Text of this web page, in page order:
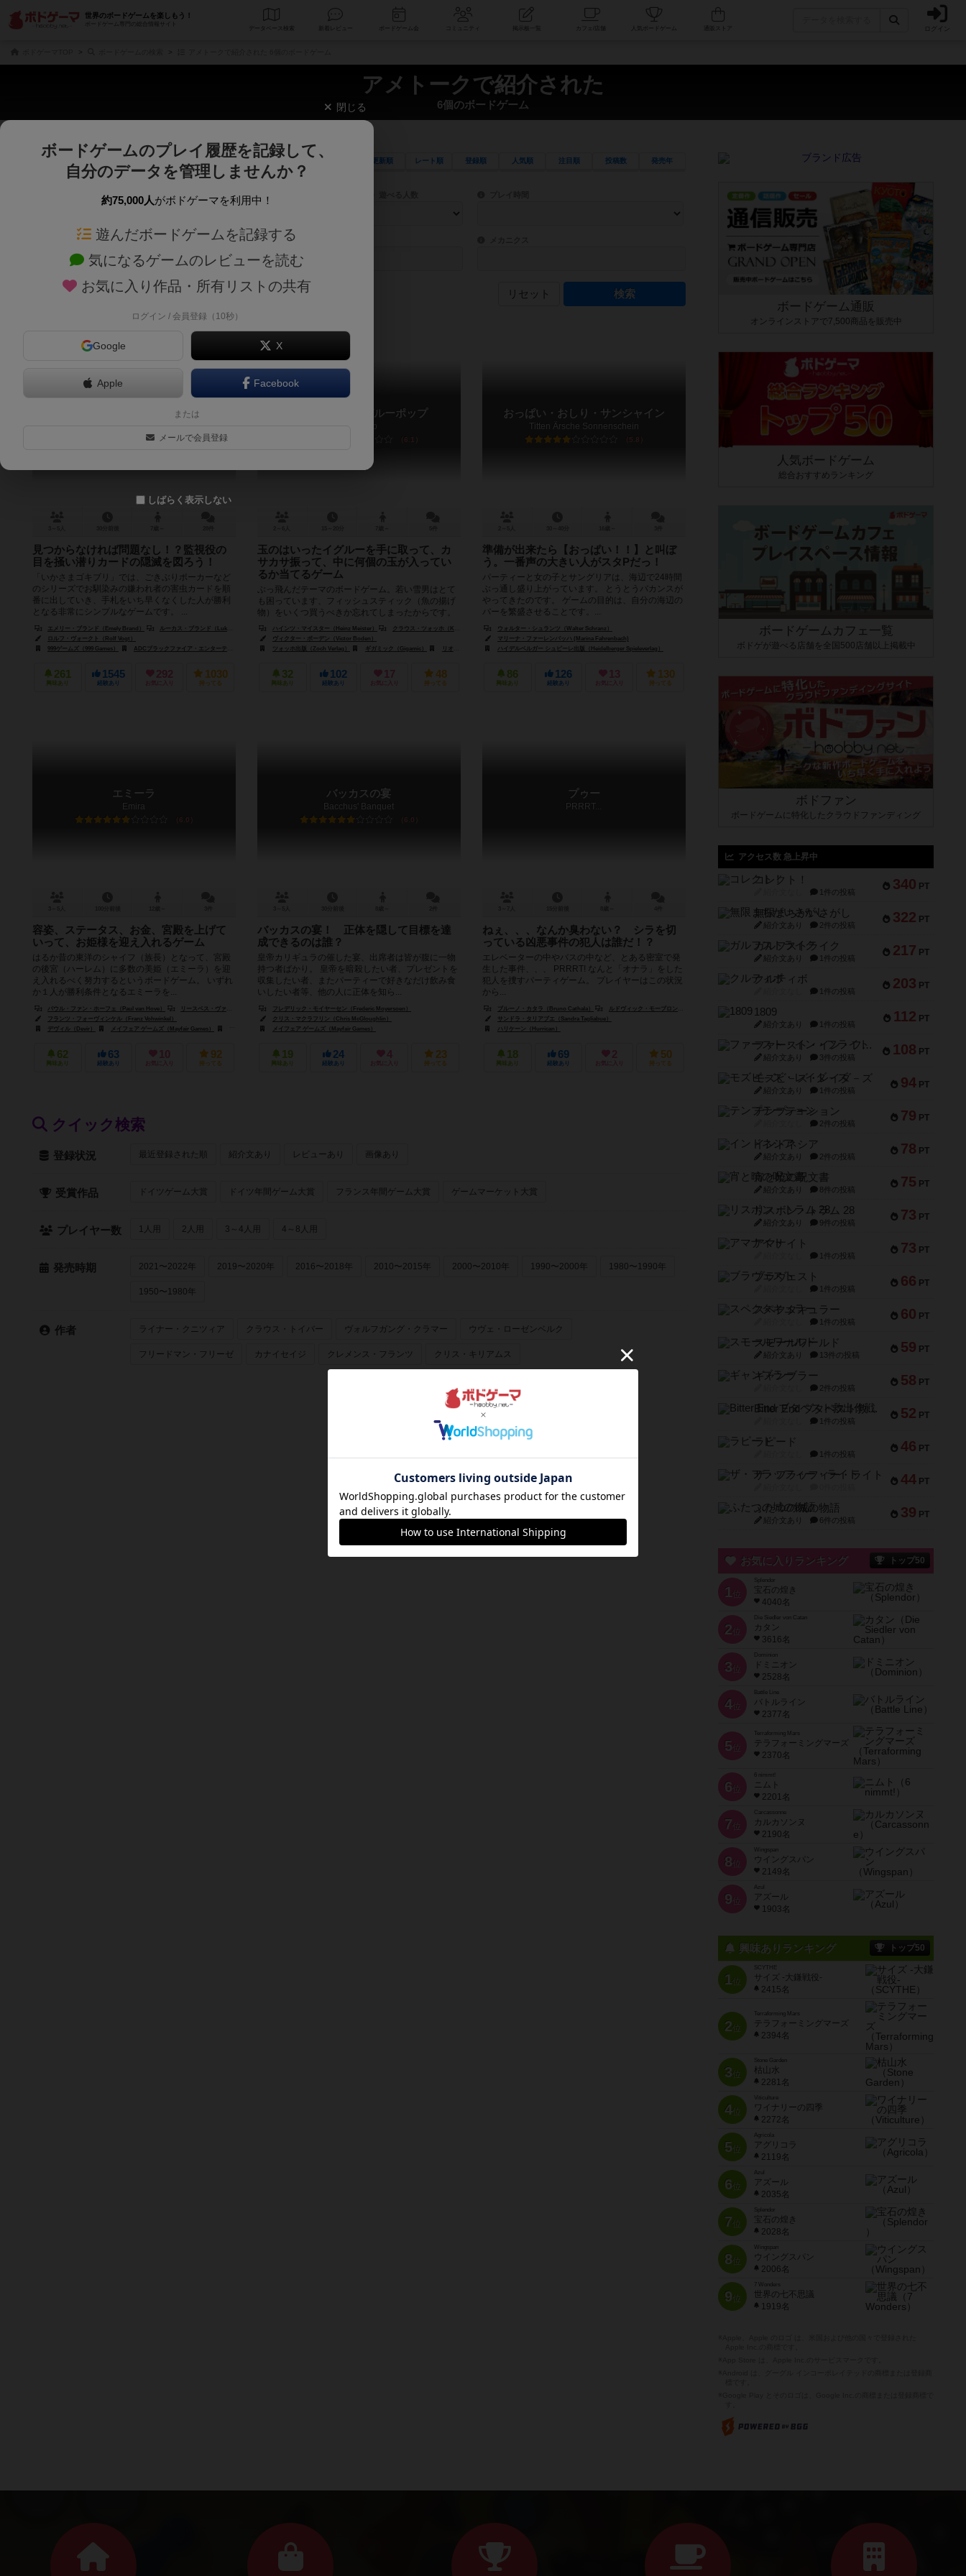
世界のボードゲームを楽しもう！
ボードゲーム専門の総合情報サイト
データベース コミュニティ 人気ボードゲーム ログイン
アメトークで紹介された
6個のボードゲーム
じっくり表示 更新順 レート順 登録順 人気順 注目順 投稿数 発売年
商品名、商品説明文、デザイナー名、テーマ名、メカニクス名を対象にフリーワード検索ができます。
ゲームデザイナー名を指定して検索できます。
ゲームデザイナー 目安となる所要時間を指定することができます。マニュアルを読む時間や参加者へのルール説明時間は含まれていないため、初めて
対象年齢を指定します。 世界観や登場人物などモチーフ・ストーリーを指定することができます。直感的にゲームシステムを理解できるよう、中世ファンタジー・クッキング・海賊同士の対決など、ゲームコンセプトを絞
テーマ/フレーバー ゲーム性を構成するコアシステムです。主にボードゲームに慣れている方向けの絞込機能です。例えば「ダイスロール」はランダ
リセット
いかさまゴキブリ
5.9
見つからなければ問題なし！？監視役の
目を掻い潜りカードの隠滅を図ろう！
「いかさまゴキブリ」では、ごきぶりポーカーなど
のシリーズでお馴染みの嫌われ者の害虫カードを順
番に出していき、手札をいち早くなくした人が勝利
となる非常にシンプルなゲームです。 ...
エメリー・ブランド（Emely Brand）
ルーカス・ブランド（Lukas Brand）
ロルフ・ヴォークト（Rolf Vogt）
999ゲームズ（999 Games）
ADCブラックファイア・エンターテイメント（ADC Blackfire Entertainment） デヴィル（Devir）
261
興味あり
1545
経験あり
292
お気に入り
1030
持ってる
イヌイット / イグルーポップ
6.1
玉のはいったイグルーを手に取って、カ
サカサ振って、中に何個の玉が入ってい
るか当てるゲーム
ぶっ飛んだテーマのボードゲーム。若い雪男はとて
も困っています、フィッシュスティック（魚の揚げ
物）をいくつ買うべきか忘れてしまったからです。
そこで雪男はイグルーをかたっぱしから...
ハインツ・マイスター（Heinz Meister）
クラウス・ツォッホ（Klaus Zoch）
ヴィクター・ボーデン（Victor Boden）
ツォッホ出版（Zoch Verlag）
ギガミック（Gigamic） リオ グランデ ゲームス（Rio Grande Games）
32
興味あり
102
経験あり
17
お気に入り
48
持ってる
おっぱい・おしり・サンシャイン
Titten Ärsche Sonnenschein
5.8
準備が出来たら【おっぱい！！】と叫ぼ
う。一番声の大きい人がスタPだっ！
パーティーと女の子とサングリアは、海辺で24時間
ぶっ通し盛り上がっています。 とうとうバカンスが
やってきたのです。 ゲームの目的は、自分の海辺の
バーを繁盛させることです。...
ウォルター・シュランツ（Walter Schranz）
マリーナ・ファーレンバッハ (Marina Fahrenbach)
ハイデルベルガー シュピーレ出版（Heidelberger Spieleverlag）
86
興味あり
126
経験あり
13
お気に入り
130
持ってる
エミーラ
Emira
6.0
容姿、ステータス、お金、宮殿を上げて
いって、お姫様を迎え入れるゲーム
はるか昔の東洋のシャイフ（族長）となって、宮殿
の後宮（ハーレム）に多数の美姫（エミーラ）を迎
え入れるべく努力するというボードゲーム。 いずれ
か１人が勝利条件となるエミーラを...
パウル・ファン・ホーフェ（Paul van Hove）
リースベス・ヴァンゼール（Liesbeth Vanzeir）
フランツ・フォーヴィンケル（Franz Vohwinkel）
デヴィル（Devir）
メイフェア ゲームズ（Mayfair Games） ファランクス・ゲームズ（Phalanx Games B.V.）
62
興味あり
63
経験あり
10
お気に入り
92
持ってる
バッカスの宴
Bacchus' Banquet
6.0
バッカスの宴！ 正体を隠して目標を達
成できるのは誰？
皇帝カリギュラの催した宴、出席者は皆が腹に一物
持つ者ばかり。 皇帝を暗殺したい者、プレゼントを
収集したい者、またパーティーで好きなだけ飲み食
いしたい者等、他の人に正体を知ら...
フレデリック・モイヤーセン（Frederic Moyersoen）
クリス・マクラフリン（Chris McGloughlin）
メイフェア ゲームズ（Mayfair Games）
19
興味あり
24
経験あり
4
お気に入り
23
持ってる
プゥー
PRRRT...
ねぇ、、、なんか臭わない？ シラを切
っている凶悪事件の犯人は誰だ！？
エレベーターの中やバスの中など、とある密室で発
生した事件、、、 PRRRT! なんと「オナラ」をした
犯人を捜すパーティゲーム。 プレイヤーはこの状況
から...
ブルーノ・カタラ（Bruno Cathala）
ルドヴィック・モーブロン（Ludovic Maublanc）
サンドラ・タリアブエ（Sandra Tagliabue）
ハリケーン（Hurrican）
18
興味あり
69
経験あり
2
お気に入り
50
持ってる
クイック検索
登録状況 最近登録された順 紹介文あり レビューあり 画像あり
受賞作品 ドイツゲーム大賞 ドイツ年間ゲーム大賞 フランス年間ゲーム大賞 ゲームマーケット大賞
プレイヤー数 1人用 2人用 3～4人用 4～8人用
発売時期 2021〜2022年 2019〜2020年 2016〜2018年 2010〜2015年 2000〜2010年 1990〜2000年 1980〜1990年
1950〜1980年
作者 ライナー・クニツィア クラウス・トイバー ヴォルフガング・クラマー ウヴェ・ローゼンベルク
フリードマン・フリーゼ カナイセイジ クレメンス・フランツ クリス・キリアムス
ボードゲーム通販
オンラインストアで7,500商品を販売中
人気ボードゲーム
総合おすすめランキング
ボードゲームカフェ一覧
ボドゲが遊べる店舗を全国500店舗以上掲載中
ボドファン
ボードゲームに特化したクラウドファンディング
アクセス数 急上昇中
340 PT
コレクト！
1件の投稿
322 PT
無限まちがいさがし
紹介文あり 2件の投稿
217 PT
ガルフストライク
紹介文あり 1件の投稿
203 PT
クルティボ
1件の投稿
112 PT
1809
紹介文あり 1件の投稿
108 PT
ファースト・イン・フライト
紹介文あり 3件の投稿
94 PT
モズビ－ズ・レイダ－ズ
紹介文あり 1件の投稿
79 PT
テンプテーション
2件の投稿
78 PT
インドネシア
紹介文あり 2件の投稿
75 PT
宵と暁の呪文書
紹介文あり 8件の投稿
73 PT
リスボン・トラム 28
紹介文あり 9件の投稿
73 PT
アマナイト
1件の投稿
66 PT
ブラヴェスト
1件の投稿
60 PT
スペクタキュラー
1件の投稿
59 PT
スモールワールド
紹介文あり 13件の投稿
58 PT
ギャンブラー
2件の投稿
52 PT
Bitter End ブタペスト救出作戦
1件の投稿
46 PT
ラピード
1件の投稿
44 PT
ザ・フラッフィー・ライト
39 PT
ふたつの城の物語
紹介文あり 6件の投稿
お気に入りランキング トップ50
1 位
宝石の煌き
4040名
2 位
Die Siedler von Catan
カタン
3616名
3 位
ドミニオン
2528名
4位
Battle Line
バトルライン
2377名
5 位
Terraforming Mars
テラフォーミングマーズ
2370名
6 位
ニムト
2201名
7 位
Carcassonne
カルカソンヌ
2190名
8 位
Wingspan
ウイングスパン
2149名
9 位
Azul
アズール
1903名
興味ありランキング トップ50
1位
SCYTHE
サイズ -大鎌戦役-
2415名
2位
Terraforming Mars
テラフォーミングマーズ
2394名
3位
Stone Garden
枯山水
2281名
4位
Viticulture
ワイナリーの四季
2272名
5位
Agricola
アグリコラ
2119名
6位
Azul
アズール
2035名
7位
宝石の煌き
2028名
8位
Wingspan
ウイングスパン
2006名
9位
7 Wonders
世界の七不思議
1919名
閉じる
ボードゲームのプレイ履歴を記録して、
自分のデータを管理しませんか？
約75,000人がボドゲーマを利用中！
遊んだボードゲームを記録する
気になるゲームのレビューを読む
お気に入り作品・所有リストの共有
ログイン / 会員登録（10秒）
Google X
Apple Facebook
または
メールで会員登録
しばらく表示しない